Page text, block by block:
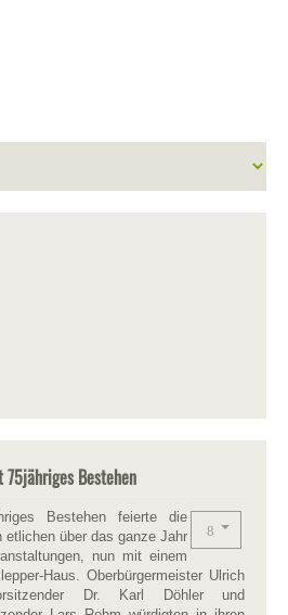
Bestehen
Bestehen feierte die
über das ganze Jahr
nun mit einem
Haus. Oberbürgermeister Ulrich
Dr. Karl Döhler und